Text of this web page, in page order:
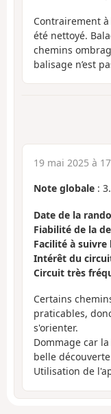
Contrairement
été nettoyé.
chemins
balisage n’est
19 mai 2025 à
Note globale :
Date de la
Fiabilité de la
Facilité à
Intérêt du
Circuit très
Certains
praticables,
s'orienter.
Dommage car
belle
Utilisation de